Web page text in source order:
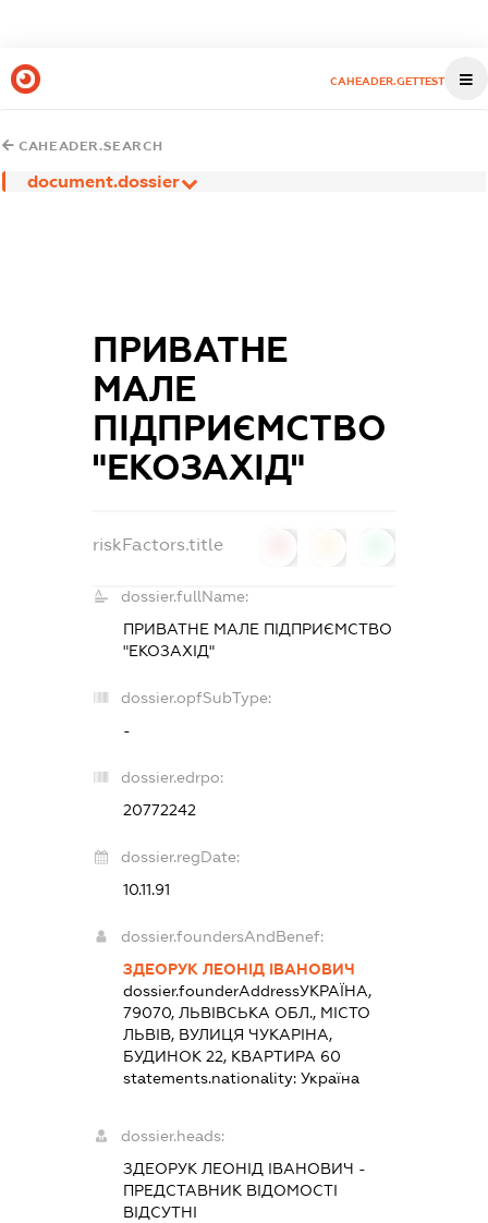
CAHEADER.GETTEST
CAHEADER.SEARCH
document.dossier
ПРИВАТНЕ
МАЛЕ
ПІДПРИЄМСТВО
"ЕКОЗАХІД"
riskFactors.title
dossier.fullName:
ПРИВАТНЕ МАЛЕ ПІДПРИЄМСТВО
"ЕКОЗАХІД"
dossier.opfSubType:
-
dossier.edrpo:
20772242
dossier.regDate:
10.11.91
dossier.foundersAndBenef:
ЗДЕОРУК ЛЕОНІД ІВАНОВИЧ
dossier.founderAddressУКРАЇНА,
79070, ЛЬВІВСЬКА ОБЛ., МІСТО
ЛЬВІВ, ВУЛИЦЯ ЧУКАРІНА,
БУДИНОК 22, КВАРТИРА 60
statements.nationality:Україна
dossier.heads:
ЗДЕОРУК ЛЕОНІД ІВАНОВИЧ -
ПРЕДСТАВНИК ВІДОМОСТІ
ВІДСУТНІ